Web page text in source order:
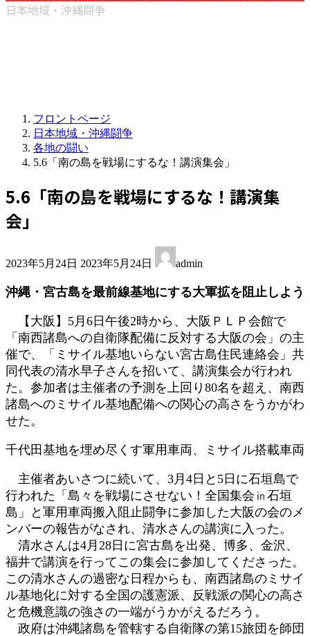
日本地域・沖縄闘争
フロントページ
日本地域・沖縄闘争
各地の闘い
5.6「南の島を戦場にするな！講演集会」
5.6「南の島を戦場にするな！講演集
会」
2023年5月24日 終
新
時
:
2023年5月24日 admin
沖縄・宮古島を最前線基地にする大軍拡を阻止しよう
【大阪】5月6日午後2時から、大阪ＰＬＰ会館で
「南西諸島への自衛隊配備に反対する大阪の会」の主
催で、「ミサイル基地いらない宮古島住民連絡会」共
同代表の清水早子さんを招いて、講演集会が行われ
た。参加者は主催者の予測を上回り80名を超え、南西
諸島へのミサイル基地配備への関心の高さをうかがわ
せた。
千代田基地を埋め尽くす軍用車両、ミサイル搭載車両
主催者あいさつに続いて、3月4日と5日に石垣島で
行われた「島々を戦場にさせない！全国集会㏌石垣
島」と軍用車両搬入阻止闘争に参加した大阪の会のメ
ンバーの報告がなされ、清水さんの講演に入った。
清水さんは4月28日に宮古島を出発、博多、金沢、
福井で講演を行ってこの集会に参加してくださった。
この清水さんの過密な日程からも、南西諸島のミサイ
ル基地化に対する全国の護憲派、反戦派の関心の高さ
と危機意識の強さの一端がうかがえるだろう。
政府は沖縄諸島を管轄する自衛隊の第15旅団を師団